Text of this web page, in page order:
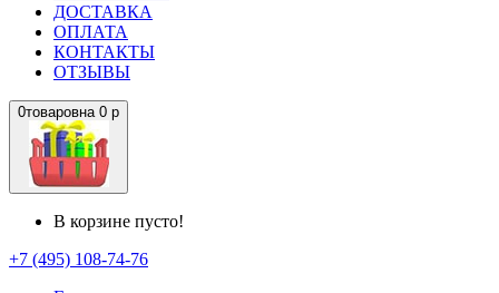
ДОСТАВКА
ОПЛАТА
КОНТАКТЫ
ОТЗЫВЫ
0товаровна 0 р
В корзине пусто!
+7 (495) 108-74-76